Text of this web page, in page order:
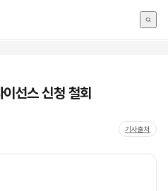
선스 신청 철회
기사출처